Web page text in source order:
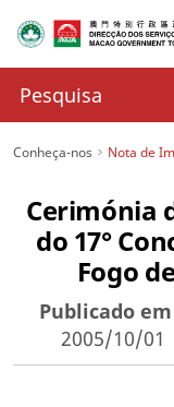
Conheça-nos Nota de
Cerimónia
do 17°
Fogo
Publicado em
2005/10/01